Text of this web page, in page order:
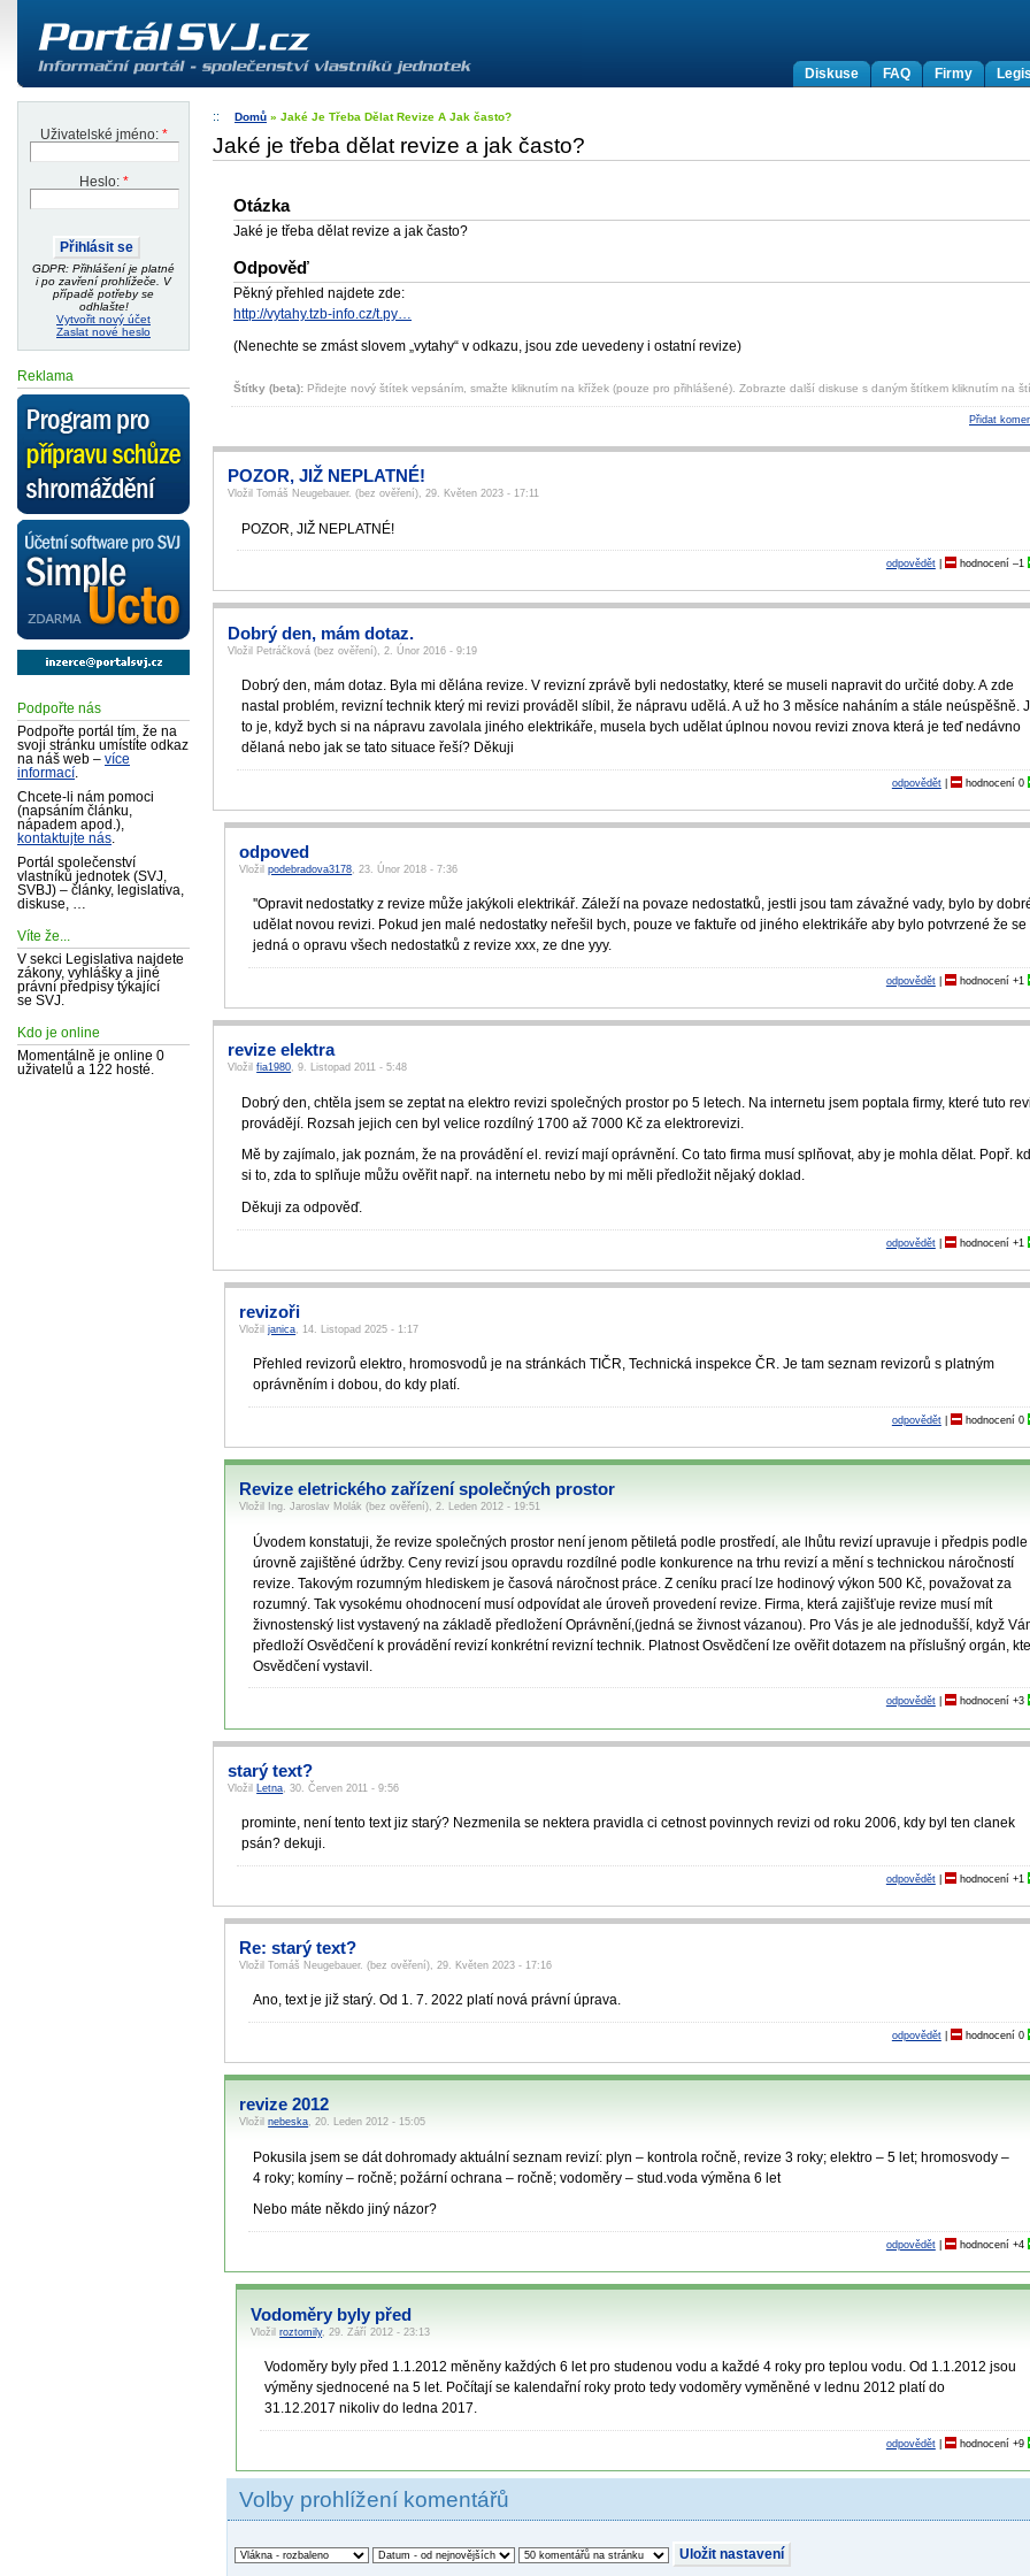
Firmy
FAQ
Diskuse
Uživatelské jméno: *
Heslo: *
GDPR: Přihlášení je platné
i po zavření prohlížeče. V
případě potřeby se
odhlašte!
Vytvořit nový účet
Zaslat nové heslo
Reklama
Podpořte nás
Podpořte portál tím, že na
svoji stránku umístíte odkaz
na náš web – více
informací
Chcete-li nám pomoci
(napsáním článku,
nápadem apod.),
kontaktujte nás
Portál společenství
vlastníků jednotek (SVJ,
SVBJ) – články, legislativa,
diskuse, …
Víte že...
V sekci Legislativa najdete
zákony, vyhlášky a jiné
právní předpisy týkající
se SVJ.
Kdo je online
Momentálně je online 0
uživatelů a 122 hosté.
Domů » Jaké Je Třeba Dělat Revize A Jak často?
Jaké je třeba dělat revize a jak často?
Otázka
Jaké je třeba dělat revize a jak často?
Odpověď
Pěkný přehled najdete zde:
http://vytahy.tzb-info.cz/t.py…
(Nenechte se zmást slovem „vytahy“ v odkazu, jsou zde uevedeny i ostatní revize)
Štítky (beta): Přidejte nový štítek vepsáním, smažte kliknutím na křížek (pouze pro přihlášené). Zobrazte další diskuse s daným štítkem kliknutím na
Přidat
POZOR, JIŽ NEPLATNÉ!
Vložil Tomáš Neugebauer. (bez ověření), 29. Květen 2023 - 17:11
POZOR, JIŽ NEPLATNÉ!
odpovědět| hodnocení –1
Dobrý den, mám dotaz.
Vložil Petráčková (bez ověření), 2. Únor 2016 - 9:19
Dobrý den, mám dotaz. Byla mi dělána revize. V revizní zprávě byli nedostatky, které se museli napravit do určité doby. A zde
nastal problém, revizní technik který mi revizi prováděl slíbil, že nápravu udělá. A už ho 3 měsíce naháním a stále neúspěšně.
to je, když bych si na nápravu zavolala jiného elektrikáře, musela bych udělat úplnou novou revizi znova která je teď nedávno
dělaná nebo jak se tato situace řeší? Děkuji
odpovědět| hodnocení 0
odpoved
Vložilpodebradova3178 , 23. Únor 2018 - 7:36
''Opravit nedostatky z revize může jakýkoli elektrikář. Záleží na povaze nedostatků, jestli jsou tam závažné vady, bylo by
udělat novou revizi. Pokud jen malé nedostatky neřešil bych, pouze ve faktuře od jiného elektrikáře aby bylo potvrzené že se
jedná o opravu všech nedostatků z revize xxx, ze dne yyy.
odpovědět| hodnocení +1
revize elektra
Vložilfia1980, 9. Listopad 2011 - 5:48
Dobrý den, chtěla jsem se zeptat na elektro revizi společných prostor po 5 letech. Na internetu jsem poptala firmy, které tuto
provádějí. Rozsah jejich cen byl velice rozdílný 1700 až 7000 Kč za elektrorevizi.
Mě by zajímalo, jak poznám, že na provádění el. revizí mají oprávnění. Co tato firma musí splňovat, aby je mohla dělat. Popř.
si to, zda to splňuje můžu ověřit např. na internetu nebo by mi měli předložit nějaký doklad.
Děkuji za odpověď.
odpovědět| hodnocení +1
revizoři
Vložiljanica, 14. Listopad 2025 - 1:17
Přehled revizorů elektro, hromosvodů je na stránkách TIČR, Technická inspekce ČR. Je tam seznam revizorů s platným
oprávněním i dobou, do kdy platí.
odpovědět| hodnocení 0
Revize eletrického zařízení společných prostor
Vložil Ing. Jaroslav Molák (bez ověření), 2. Leden 2012 - 19:51
Úvodem konstatuji, že revize společných prostor není jenom pětiletá podle prostředí, ale lhůtu revizí upravuje i předpis podle
úrovně zajištěné údržby. Ceny revizí jsou opravdu rozdílné podle konkurence na trhu revizí a mění s technickou náročností
revize. Takovým rozumným hlediskem je časová náročnost práce. Z ceníku prací lze hodinový výkon 500 Kč, považovat za
rozumný. Tak vysokému ohodnocení musí odpovídat ale úroveň provedení revize. Firma, která zajišťuje revize musí mít
živnostenský list vystavený na základě předložení Oprávnění,(jedná se živnost vázanou). Pro Vás je ale jednodušší, když
předloží Osvědčení k provádění revizí konkrétní revizní technik. Platnost Osvědčení lze ověřit dotazem na příslušný orgán,
Osvědčení vystavil.
odpovědět| hodnocení +3
starý text?
Vložil Letna , 30. Červen 2011 - 9:56
prominte, není tento text jiz starý? Nezmenila se nektera pravidla ci cetnost povinnych revizi od roku 2006, kdy byl ten clanek
psán? dekuji.
odpovědět| hodnocení +1
Re: starý text?
Vložil Tomáš Neugebauer. (bez ověření), 29. Květen 2023 - 17:16
Ano, text je již starý. Od 1. 7. 2022 platí nová právní úprava.
odpovědět| hodnocení 0
revize 2012
Vložilnebeska, 20. Leden 2012 - 15:05
Pokusila jsem se dát dohromady aktuální seznam revizí: plyn – kontrola ročně, revize 3 roky; elektro – 5 let; hromosvody –
4 roky; komíny – ročně; požární ochrana – ročně; vodoměry – stud.voda výměna 6 let
Nebo máte někdo jiný názor?
odpovědět| hodnocení +4
Vodoměry byly před
Vložilroztomily, 29. Září 2012 - 23:13
Vodoměry byly před 1.1.2012 měněny každých 6 let pro studenou vodu a každé 4 roky pro teplou vodu. Od 1.1.2012 jsou
výměny sjednocené na 5 let. Počítají se kalendařní roky proto tedy vodoměry vyměněné v lednu 2012 platí do
31.12.2017 nikoliv do ledna 2017.
odpovědět| hodnocení +9
Volby prohlížení komentářů